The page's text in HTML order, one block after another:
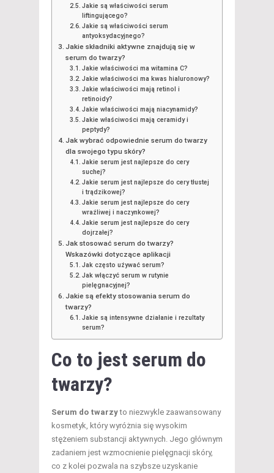
Jakie są właściwości serum
liftingującego?
Jakie są właściwości serum
antyoksydacyjnego?
Jakie składniki aktywne znajdują się w
serum do twarzy?
Jakie właściwości ma witamina C?
Jakie właściwości ma kwas hialuronowy?
Jakie właściwości mają retinol i
retinoidy?
Jakie właściwości mają niacynamidy?
Jakie właściwości mają ceramidy i
peptydy?
Jak wybrać odpowiednie serum do twarzy
dla swojego typu skóry?
Jakie serum jest najlepsze do cery
suchej?
Jakie serum jest najlepsze do cery tłustej
i trądzikowej?
Jakie serum jest najlepsze do cery
wrażliwej i naczynkowej?
Jakie serum jest najlepsze do cery
dojrzałej?
Jak stosować serum do twarzy?
Wskazówki dotyczące aplikacji
Jak często używać serum?
Jak włączyć serum w rutynie
pielęgnacyjnej?
Jakie są efekty stosowania serum do
twarzy?
Jakie są intensywne działanie i rezultaty
serum?
Co to jest serum do
twarzy?
Serum do twarzyto niezwykle zaawansowany
kosmetyk, który wyróżnia się wysokim
stężeniem substancji aktywnych. Jego głównym
zadaniem jest wzmocnienie pielęgnacji skóry,
co z kolei pozwala na szybsze uzyskanie